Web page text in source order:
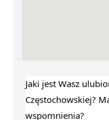
Jaki jest Wasz
Częstochowskiej?
wspomnienia?